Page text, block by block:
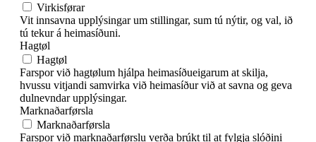
Virkisførar
Vit innsavna upplýsingar um stillingar, sum tú nýtir, og val, ið
tú tekur á heimasíðuni.
Hagtøl
Hagtøl
Farspor við hagtølum hjálpa heimasíðueigarum at skilja,
hvussu vitjandi samvirka við heimasíður við at savna og geva
dulnevndar upplýsingar.
Marknaðarførsla
Marknaðarførsla
Farspor við marknaðarførslu verða brúkt til at fylgja slóðini